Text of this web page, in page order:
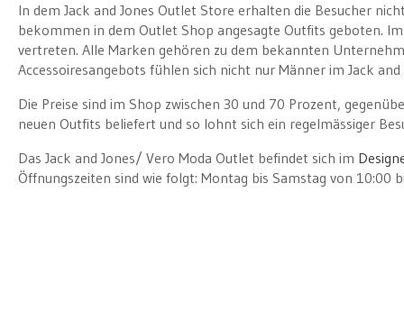
In dem Jack and Jones Outlet Store erhalten die Besucher
bekommen in dem Outlet Shop angesagte Outfits geboten.
vertreten. Alle Marken gehören zu dem bekannten
Accessoiresangebots fühlen sich nicht nur Männer im Jack
Die Preise sind im Shop zwischen 30 und 70 Prozent,
neuen Outfits beliefert und so lohnt sich ein regelmässiger
Das Jack and Jones/ Vero Moda Outlet befindet sich im
Öffnungszeiten sind wie folgt: Montag bis Samstag von 10:00